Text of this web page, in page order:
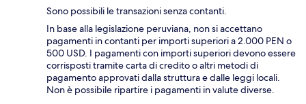
Sono possibili le transazioni senza contanti.
In base alla legislazione peruviana, non si accettano
pagamenti in contanti per importi superiori a 2.000 PEN o
500 USD. I pagamenti con importi superiori devono essere
corrisposti tramite carta di credito o altri metodi di
pagamento approvati dalla struttura e dalle leggi locali.
Non è possibile ripartire i pagamenti in valute diverse.